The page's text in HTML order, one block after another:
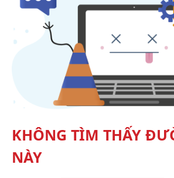
KHÔNG TÌM THẤY
NÀY